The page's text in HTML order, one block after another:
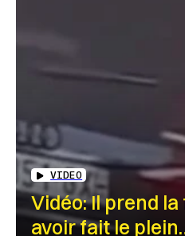
VIDEO
Vidéo: Il prend
avoir fait le